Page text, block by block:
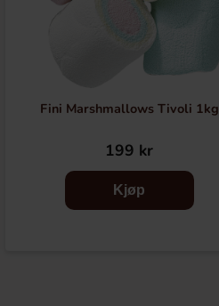
Fini Marshmallows Tivoli 1kg
199 kr
Kjøp